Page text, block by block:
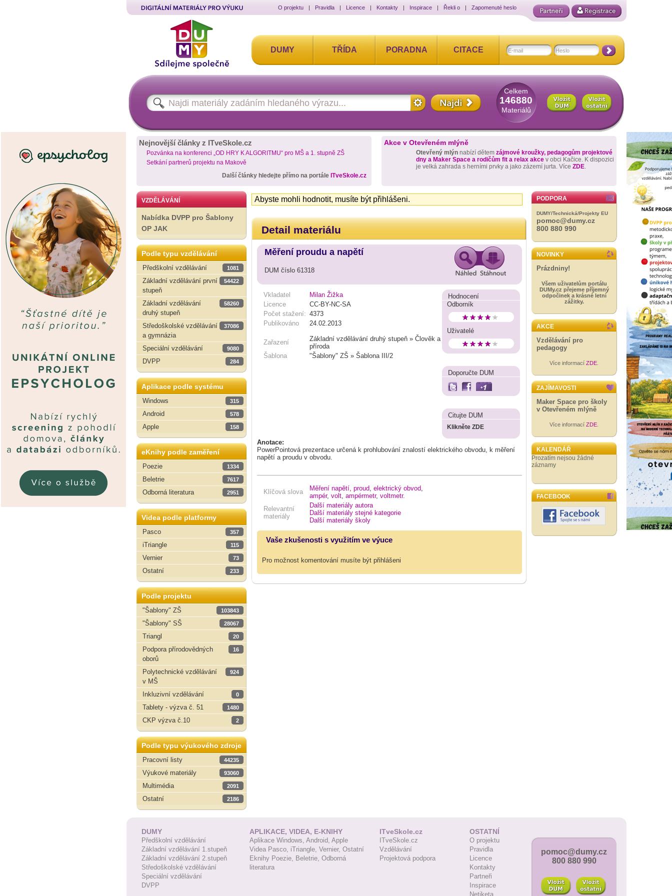
O projektu | Pravidla | Licence | Kontakty | Inspirace | Řekli o | Zapomenuté heslo
DUMY TŘÍDA PORADNA CITACE
Celkem
146880
Materiálů
Nejnovější články z ITveSkole.cz
Pozvánka na konferenci „OD HRY K ALGORITMU“ pro MŠ a 1. stupně ZŠ
Setkání partnerů projektu na Makově
Další články hledejte přímo na portále ITveSkole.cz
Akce v Otevřeném mlýně
Otevřený mlýn nabízí dětem zájmové kroužky, pedagogům projektové
dny a Maker Space a rodičům fit a relax akce v obci Kačice. K dispozici
je velká zahrada s herními prvky a jako zázemí jurta. Více ZDE.
VZDĚLÁVÁNÍ
Nabídka DVPP pro Šablony
OP JAK
Podle typu vzdělávání
Předškolní vzdělávání
1081
Základní vzdělávání první
stupeň
54422
Základní vzdělávání
druhý stupeň
58260
Středoškolské vzdělávání
a gymnázia
37086
Speciální vzdělávání 9080
DVPP 284
Aplikace podle systému
Windows
315
Android 578
Apple 158
eKnihy podle zaměření
Poezie
1334
Beletrie 7617
Odborná literatura 2951
Videa podle platformy
Pasco
357
iTriangle 115
Vernier 73
Ostatní 233
Podle projektu
"Šablony" ZŠ
103843
"Šablony" SŠ 28067
Triangl 20
Podpora přírodovědných
oborů
16
Polytechnické vzdělávání
v MŠ
924
Inkluzivní vzdělávání 0
Tablety - výzva č. 51 1480
CKP výzva č.10 2
Podle typu výukového zdroje
Pracovní listy
44235
Výukové materiály 93060
Multimédia 2091
Ostatní 2186
Abyste mohli hodnotit, musíte být přihlášeni.
Detail materiálu
Měření proudu a napětí
DUM číslo 61318
Vkladatel
Milan Žižka
Licence
CC-BY-NC-SA
Počet stažení: 4373
Publikováno
24.02.2013
Zařazení
Základní vzdělávání druhý stupeň » Člověk a
příroda
Šablona
"Šablony" ZŠ » Šablona III/2
Hodnocení
Odborník
Uživatelé
Doporučte DUM
Citujte DUM
Klikněte ZDE
Anotace:
PowerPointová prezentace určená k prohlubování znalostí elektrického obvodu, k měření
napětí a proudu v obvodu.
Klíčová slova Měření napětí proud elektrický obvod
ampér, volt ampérmetr, voltmetr.
Relevantní
materiály
Další materiály autora
Další materiály stejné kategorie
Další materiály školy
Vaše zkušenosti s využitím ve výuce
Pro možnost komentování musíte být přihlášeni
PODPORA
DUMY/Technická/Projekty EU
pomoc@dumy.cz
800 880 990
NOVINKY
Prázdniny!
Všem uživatelům portálu
DUMy.cz přejeme příjemný
odpočinek a krásné letní
zážitky.
AKCE
Vzdělávání pro
pedagogy
Více informací ZDE
ZAJÍMAVOSTI
Maker Space pro školy
v Otevřeném mlýně
Více informací ZDE
KALENDÁŘ
Prozatím nejsou žádné
záznamy
FACEBOOK
DUMY
Předškolní vzdělávání
Základní vzdělávání 1.stupeň
Základní vzdělávání 2.stupeň
Středoškolské vzdělávání
Speciální vzdělávání
DVPP
APLIKACE, VIDEA, E-KNIHY
Aplikace Windows, Android, Apple
Videa Pasco, iTriangle, Vernier, Ostatní
Eknihy Poezie, Beletrie, Odborná
literatura
ITveSkole.cz
ITveSkole.cz
Vzdělávání
Projektová podpora
OSTATNÍ
O projektu
Pravidla
Licence
Kontakty
Partneři
Inspirace
Netiketa
pomoc@dumy.cz
800 880 990